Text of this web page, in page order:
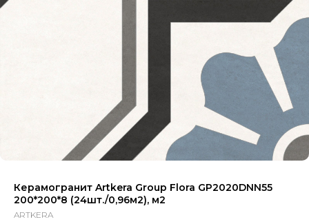
Керамогранит Artkera Group Flora GP2020DNN55
200*200*8 (24шт./0,96м2), м2
ARTKERA